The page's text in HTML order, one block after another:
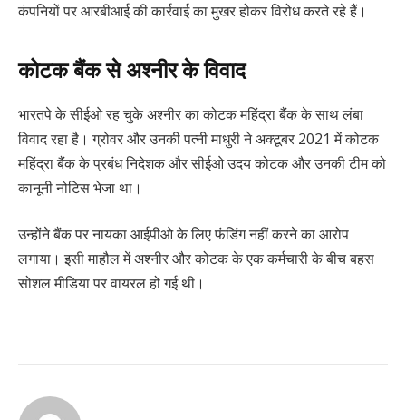
कंपनियों पर आरबीआई की कार्रवाई का मुखर होकर विरोध करते रहे हैं।
कोटक बैंक से अश्नीर के विवाद
भारतपे के सीईओ रह चुके अश्नीर का कोटक महिंद्रा बैंक के साथ लंबा
विवाद रहा है। ग्रोवर और उनकी पत्नी माधुरी ने अक्टूबर 2021 में कोटक
महिंद्रा बैंक के प्रबंध निदेशक और सीईओ उदय कोटक और उनकी टीम को
कानूनी नोटिस भेजा था।
उन्होंने बैंक पर नायका आईपीओ के लिए फंडिंग नहीं करने का आरोप
लगाया। इसी माहौल में अश्नीर और कोटक के एक कर्मचारी के बीच बहस
सोशल मीडिया पर वायरल हो गई थी।